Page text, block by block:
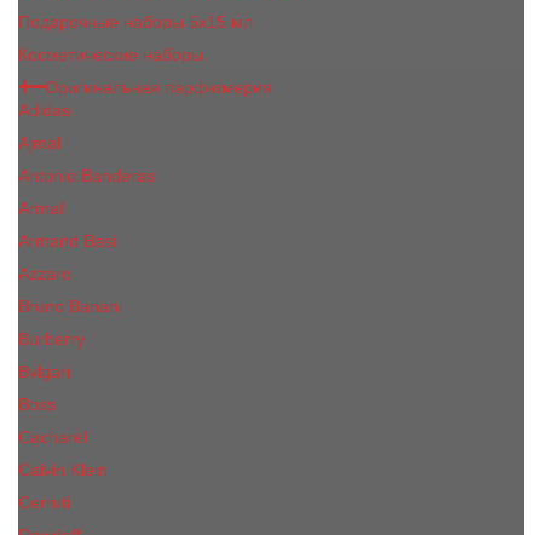
Подарочные наборы 5x15 мл
Косметические наборы
Оригинальная парфюмерия
Adidas
Ajmal
Antonio Banderas
Armaf
Armand Basi
Azzaro
Bruno Banani
Burberry
Bvlgari
Boss
Cacharel
Calvin Klein
Cerruti